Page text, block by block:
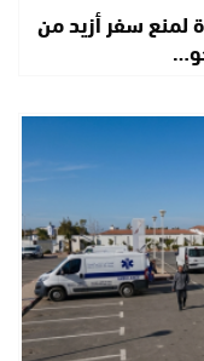
لمنع سفر أزيد من